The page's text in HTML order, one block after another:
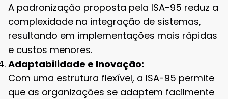
A padronização proposta pela ISA-95 reduz a
complexidade na integração de sistemas,
resultando em implementações mais rápidas
e custos menores.
Adaptabilidade e Inovação:
Com uma estrutura flexível, a ISA-95 permite
que as organizações se adaptem facilmente